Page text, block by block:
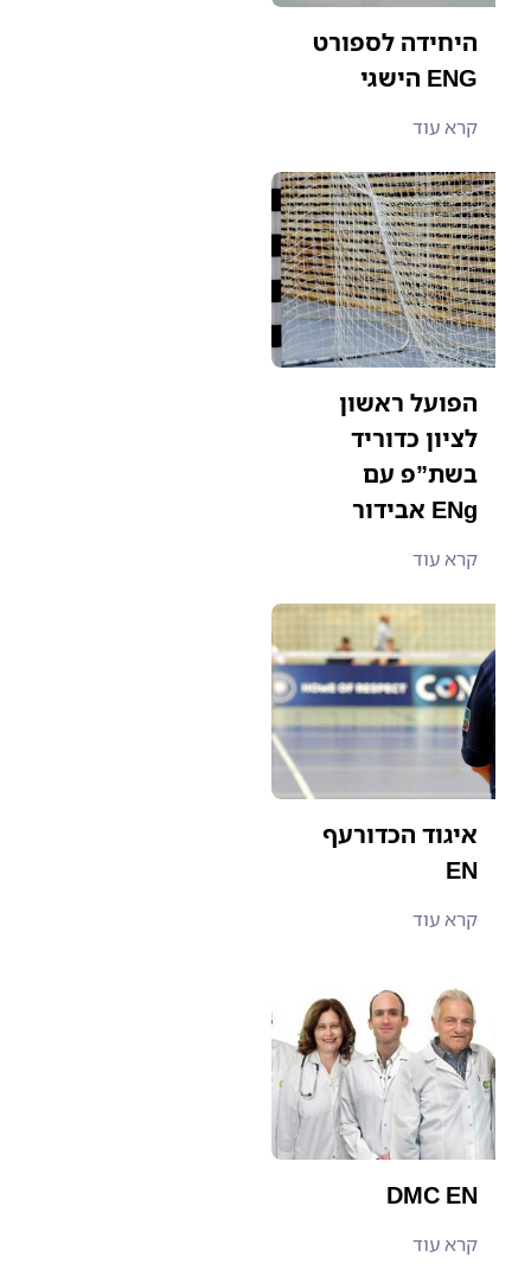
היחידה לספורט
הישגי ENG
קרא עוד
הפועל ראשון
לציון כדוריד
בשת”פ עם
אבידור ENg
קרא עוד
איגוד הכדורעף
EN
קרא עוד
DMC EN
קרא עוד